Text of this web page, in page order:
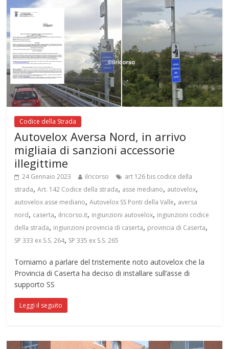
Codice della Strada
Autovelox Aversa Nord, in arrivo
migliaia di sanzioni accessorie
illegittime
24 Gennaio 2023 ilricorso
art 126 bis codice della
strada,Art. 142 Codice della strada, asse mediano, autovelox,
autovelox asse mediano,Autovelox SS Ponti della Valle, aversa
nord, caserta, ilricorso.it, ingiunzioni autovelox, ingiunzioni codice
della strada, ingiunzioni provincia di caserta, provincia di Caserta,
SP 333 ex S.S. 264, SP 335 ex S.S. 265
Torniamo a parlare del tristemente noto autovelox che la
Provincia di Caserta ha deciso di installare sull’asse di
supporto SS
Leggi il seguito